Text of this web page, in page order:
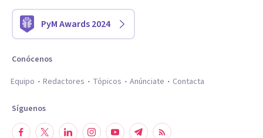
PyM Awards 2024
Conócenos
Equipo
Redactores Tópicos Anúnciate Contacta
Síguenos